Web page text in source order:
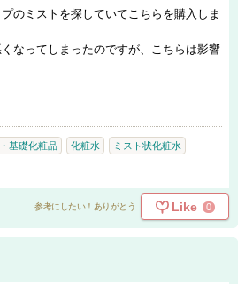
のミストを探していてこちらを購入しま
なってしまったのですが、こちらは影響
基礎化粧品 化粧水 ミスト状化粧水
参考にしたい！ありがとう Like 0